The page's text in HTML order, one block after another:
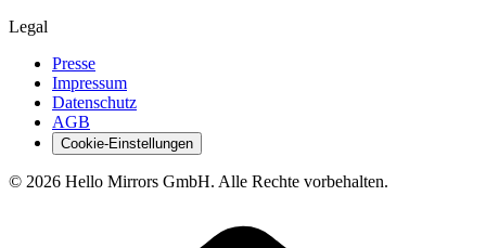
Legal
Presse
Impressum
Datenschutz
AGB
Cookie-Einstellungen
© 2026 Hello Mirrors GmbH. Alle Rechte vorbehalten.